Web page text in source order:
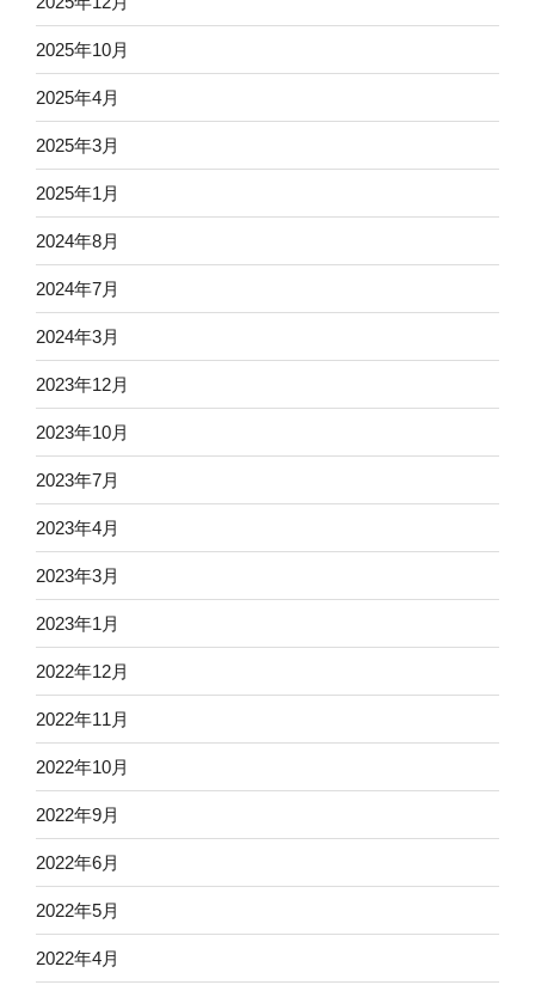
2025年10月
2025年4月
2025年3月
2025年1月
2024年8月
2024年7月
2024年3月
2023年12月
2023年10月
2023年7月
2023年4月
2023年3月
2023年1月
2022年12月
2022年11月
2022年10月
2022年9月
2022年6月
2022年5月
2022年4月